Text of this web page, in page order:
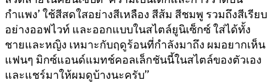
กำแพง’ ใช้สีสดใสอย่างสีเหลือง สีส้ม สีชมพู รวมถึงสีเรียบ
อย่างออฟไวท์ และออกแบบในสไตล์ยูนิเซ็กซ์ ใส่ได้ทั้ง
ชายและหญิง เหมาะกับฤดูร้อนที่กำลังมาถึง ผมอยากเห็น
แฟนๆ มิกซ์แอนด์แมทช์คอลเล็กชันนี้ในสไตล์ของตัวเอง
และแชร์มาให้ผมดูบ้างนะครับ”